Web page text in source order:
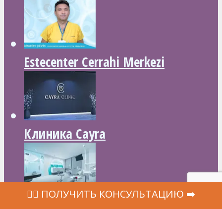
Estecenter Cerrahi Merkezi
Клиника Cayra
‍👩‍⚕ ПОЛУЧИТЬ КОНСУЛЬТАЦИЮ ➡️